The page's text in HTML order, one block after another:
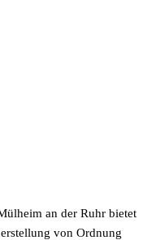
an der Ruhr bietet
von Ordnung